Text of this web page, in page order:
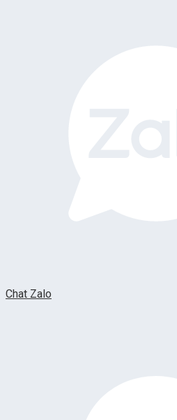
Chat Zalo